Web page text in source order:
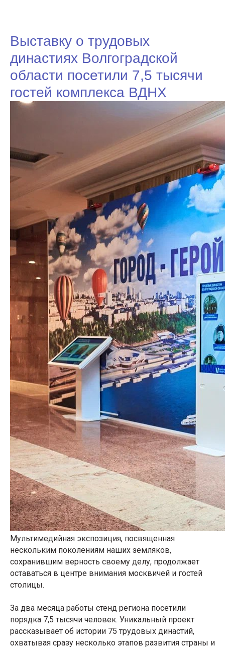
Выставку о трудовых
династиях Волгоградской
области посетили 7,5 тысячи
гостей комплекса ВДНХ
Мультимедийная экспозиция, посвященная
нескольким поколениям наших земляков,
сохранившим верность своему делу, продолжает
оставаться в центре внимания москвичей и гостей
столицы.
За два месяца работы стенд региона посетили
порядка 7,5 тысячи человек. Уникальный проект
рассказывает об истории 75 трудовых династий,
охватывая сразу несколько этапов развития страны и